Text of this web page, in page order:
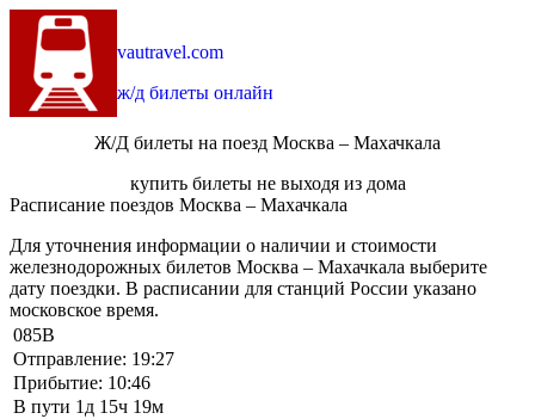
vautravel.com
ж/д билеты онлайн
Ж/Д билеты на поезд Москва – Махачкала
купить билеты не выходя из дома
Расписание поездов Москва – Махачкала
Для уточнения информации о наличии и стоимости
железнодорожных билетов Москва – Махачкала выберите
дату поездки. В расписании для станций России указано
московское время.
085В
Отправление: 19:27
Прибытие: 10:46
В пути 1д 15ч 19м